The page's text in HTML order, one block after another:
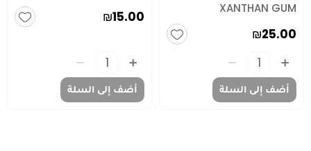
XANTHAN GUM
₪25.00
أضف إلى السلة
₪15.00
أضف إلى السلة